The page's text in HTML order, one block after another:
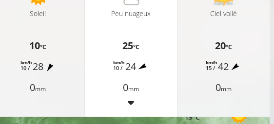
Soleil
10°C
10 /
km/h 28
0mm
Peu nuageux
25°C
10 /
km/h 24
0mm
Ciel voilé
20°C
15 /
km/h42
0mm
21°C
19°C